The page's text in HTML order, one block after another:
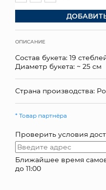
ОПИСАНИЕ
Состав букета: 19
Диаметр букета: ~ 25 см
Страна производства:
* Товар партнёра
Проверить условия
Ближайшее время
до 11:00